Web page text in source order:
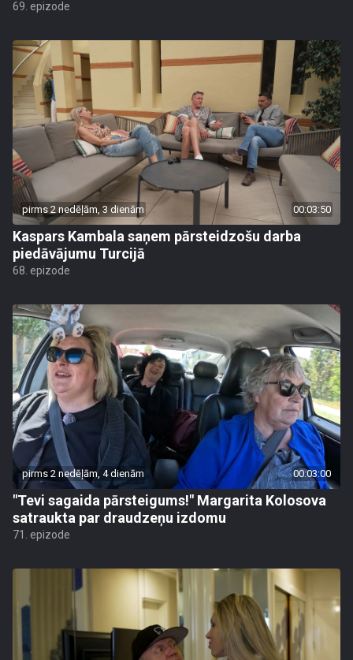
69. epizode
pirms 2 nedēļām, 3 dienām 00:03:50
Kaspars Kambala saņem pārsteidzošu darba
piedāvājumu Turcijā
68. epizode
pirms 2 nedēļām, 4 dienām 00:03:00
"Tevi sagaida pārsteigums!" Margarita Kolosova
satraukta par draudzeņu izdomu
71. epizode